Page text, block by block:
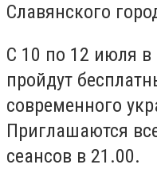
Славянского
С 10 по 12 июля
пройдут
современного
Приглашаются
сеансов в 21.00.